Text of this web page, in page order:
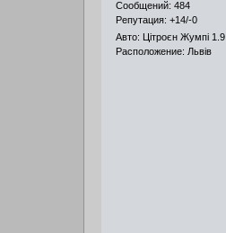
Сообщений: 484
Репутация: +14/-0
Авто: Цітроєн Жумпі 1.9
Расположение: Львів